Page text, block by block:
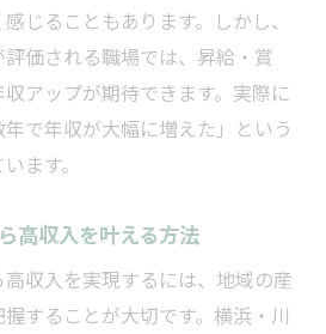
じることもあります。しかし、
価される職場では、昇給・賞
アップが期待できます。実際に
年で年収が大幅に増えた」という
ます。
高収入を叶える方法
収入を実現するには、地域の産
することが大切です。横浜・川